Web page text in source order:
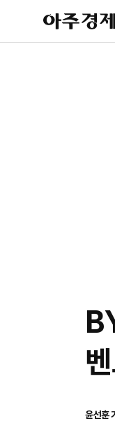
아
주
제
윤선훈